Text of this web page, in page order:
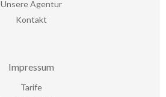
Unsere Agentur
Kontakt
Impressum
Tarife